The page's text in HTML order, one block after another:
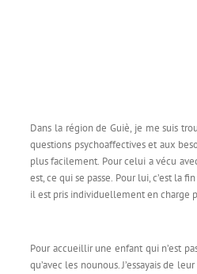
Dans la région de Guiè, je me suis
questions psychoaffectives et aux
plus facilement. Pour celui a vécu
est, ce qui se passe. Pour lui, c’est la
il est pris individuellement en charge
Pour accueillir une enfant qui n’est
qu’avec les nounous. J’essayais de